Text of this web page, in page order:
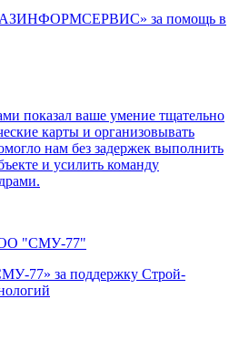
показал ваше умение тщательно
карты и организовывать
нам без задержек выполнить
и усилить команду
"СМУ-77"